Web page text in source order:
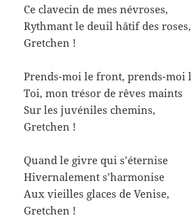
Ce clavecin de mes névroses,
Rythmant le deuil hâtif des roses,
Gretchen !
Prends-moi le front, prends-moi
Toi, mon trésor de rêves maints
Sur les juvéniles chemins,
Gretchen !
Quand le givre qui s’éternise
Hivernalement s’harmonise
Aux vieilles glaces de Venise,
Gretchen !